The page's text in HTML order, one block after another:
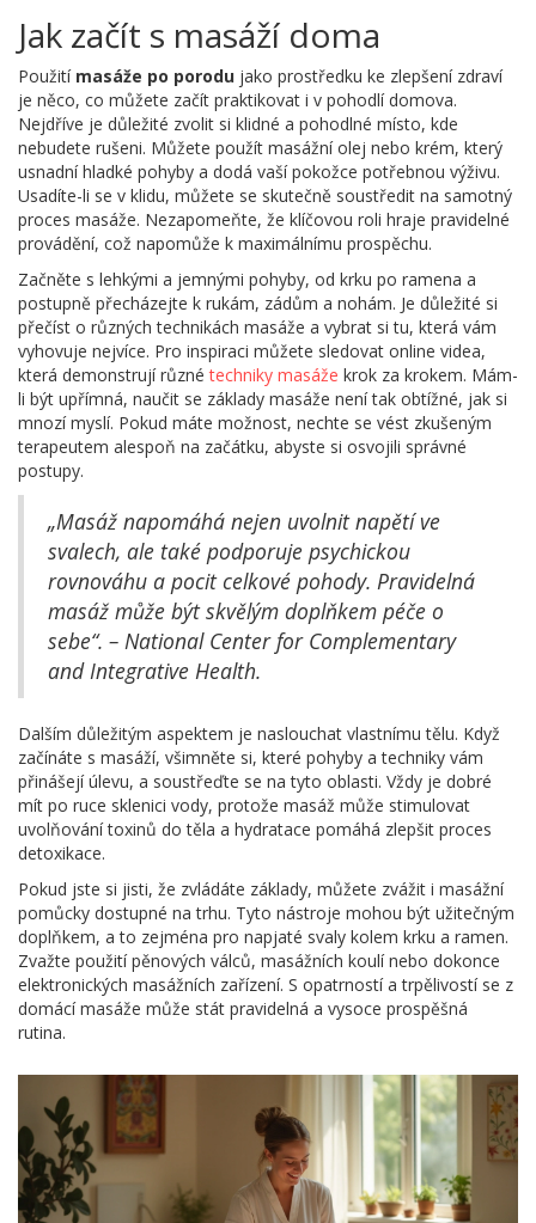
Jak začít s masáží doma
Použití masáže po porodu jako prostředku ke zlepšení zdraví
je něco, co můžete začít praktikovat i v pohodlí domova.
Nejdříve je důležité zvolit si klidné a pohodlné místo, kde
nebudete rušeni. Můžete použít masážní olej nebo krém, který
usnadní hladké pohyby a dodá vaší pokožce potřebnou výživu.
Usadíte-li se v klidu, můžete se skutečně soustředit na samotný
proces masáže. Nezapomeňte, že klíčovou roli hraje pravidelné
provádění, což napomůže k maximálnímu prospěchu.
Začněte s lehkými a jemnými pohyby, od krku po ramena a
postupně přecházejte k rukám, zádům a nohám. Je důležité si
přečíst o různých technikách masáže a vybrat si tu, která vám
vyhovuje nejvíce. Pro inspiraci můžete sledovat online videa,
která demonstrují různétechniky masáže krok za krokem. Mám-
li být upřímná, naučit se základy masáže není tak obtížné, jak si
mnozí myslí. Pokud máte možnost, nechte se vést zkušeným
terapeutem alespoň na začátku, abyste si osvojili správné
postupy.
„Masáž napomáhá nejen uvolnit napětí ve
svalech, ale také podporuje psychickou
rovnováhu a pocit celkové pohody. Pravidelná
masáž může být skvělým doplňkem péče o
sebe“. – National Center for Complementary
and Integrative Health.
Dalším důležitým aspektem je naslouchat vlastnímu tělu. Když
začínáte s masáží, všimněte si, které pohyby a techniky vám
přinášejí úlevu, a soustřeďte se na tyto oblasti. Vždy je dobré
mít po ruce sklenici vody, protože masáž může stimulovat
uvolňování toxinů do těla a hydratace pomáhá zlepšit proces
detoxikace.
Pokud jste si jisti, že zvládáte základy, můžete zvážit i masážní
pomůcky dostupné na trhu. Tyto nástroje mohou být užitečným
doplňkem, a to zejména pro napjaté svaly kolem krku a ramen.
Zvažte použití pěnových válců, masážních koulí nebo dokonce
elektronických masážních zařízení. S opatrností a trpělivostí se z
domácí masáže může stát pravidelná a vysoce prospěšná
rutina.